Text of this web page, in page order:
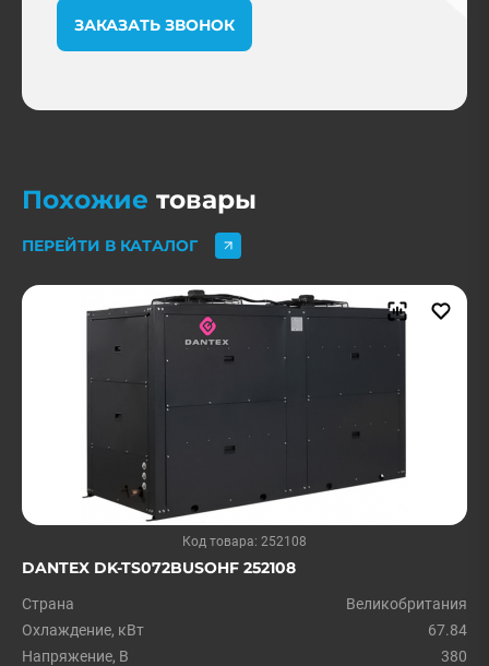
ЗАКАЗАТЬ ЗВОНОК
Похожие товары
ПЕРЕЙТИ В КАТАЛОГ
Код товара: 252108
DANTEX DK-TS072BUSOHF 252108
Страна
Великобритания
Охлаждение, кВт
67.84
Напряжение, В
380